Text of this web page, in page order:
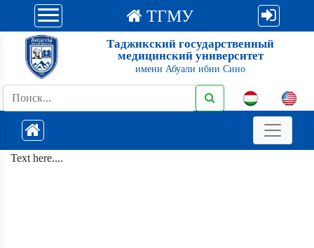
ТГМУ
Таджикский государственный
медицинский университет
имени Абуали ибни Сино
Text here....